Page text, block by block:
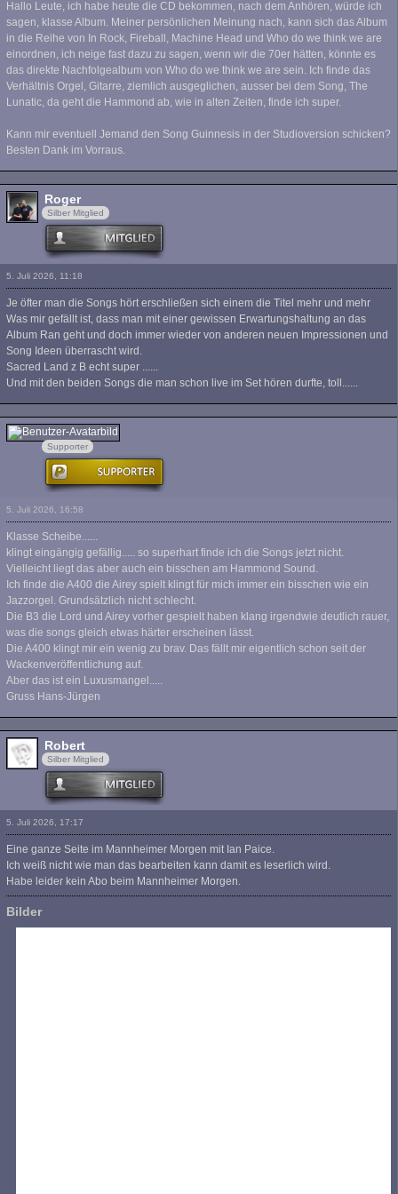
Hallo Leute, ich habe heute die CD bekommen, nach dem Anhören, würde ich
sagen, klasse Album. Meiner persönlichen Meinung nach, kann sich das Album
in die Reihe von In Rock, Fireball, Machine Head und Who do we think we are
einordnen, ich neige fast dazu zu sagen, wenn wir die 70er hätten, könnte es
das direkte Nachfolgealbum von Who do we think we are sein. Ich finde das
Verhältnis Orgel, Gitarre, ziemlich ausgeglichen, ausser bei dem Song, The
Lunatic, da geht die Hammond ab, wie in alten Zeiten, finde ich super.
Kann mir eventuell Jemand den Song Guinnesis in der Studioversion schicken?
Besten Dank im Vorraus.
Roger
Silber Mitglied
5. Juli 2026, 11:18
Je öfter man die Songs hört erschließen sich einem die Titel mehr und mehr
Was mir gefällt ist, dass man mit einer gewissen Erwartungshaltung an das
Album Ran geht und doch immer wieder von anderen neuen Impressionen und
Song Ideen überrascht wird.
Sacred Land z B echt super ......
Und mit den beiden Songs die man schon live im Set hören durfte, toll......
hst.net
Supporter
5. Juli 2026, 16:58
Klasse Scheibe......
klingt eingängig gefällig..... so superhart finde ich die Songs jetzt nicht.
Vielleicht liegt das aber auch ein bisschen am Hammond Sound.
Ich finde die A400 die Airey spielt klingt für mich immer ein bisschen wie ein
Jazzorgel. Grundsätzlich nicht schlecht.
Die B3 die Lord und Airey vorher gespielt haben klang irgendwie deutlich rauer,
was die songs gleich etwas härter erscheinen lässt.
Die A400 klingt mir ein wenig zu brav. Das fällt mir eigentlich schon seit der
Wackenveröffentlichung auf.
Aber das ist ein Luxusmangel.....
Gruss Hans-Jürgen
Robert
Silber Mitglied
5. Juli 2026, 17:17
Eine ganze Seite im Mannheimer Morgen mit Ian Paice.
Ich weiß nicht wie man das bearbeiten kann damit es leserlich wird.
Habe leider kein Abo beim Mannheimer Morgen.
Bilder